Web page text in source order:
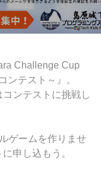
Challenge Cup
ンテスト～』。
ンテストに挑戦し
ゲームを作りませ
申し込もう。